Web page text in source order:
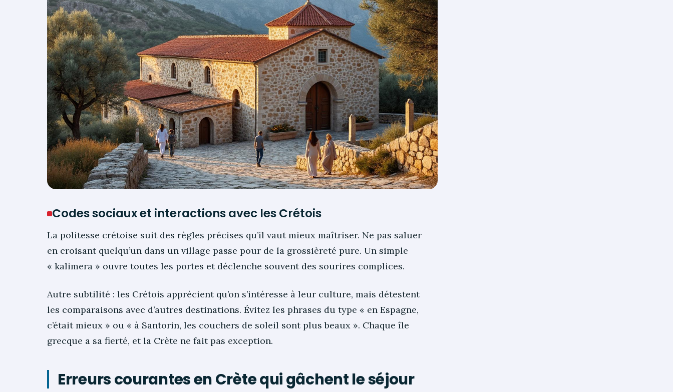
Codes sociaux et interactions avec les Crétois
La politesse crétoise suit des règles précises qu’il vaut mieux maîtriser. Ne pas saluer
en croisant quelqu’un dans un village passe pour de la grossièreté pure. Un simple
« kalimera » ouvre toutes les portes et déclenche souvent des sourires complices.
Autre subtilité : les Crétois apprécient qu’on s’intéresse à leur culture, mais détestent
les comparaisons avec d’autres destinations. Évitez les phrases du type « en Espagne,
c’était mieux » ou « à Santorin, les couchers de soleil sont plus beaux ». Chaque île
grecque a sa fierté, et la Crète ne fait pas exception.
Erreurs courantes en Crète qui gâchent le séjour